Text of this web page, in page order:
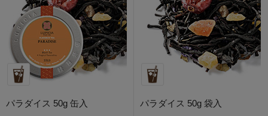
パラダイス 50g 缶入
パラダイス 50g 袋入